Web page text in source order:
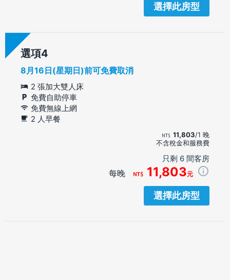
選擇此房型
選項
8月16日(星期日)前可免費取消
2 張加大雙人床
免費自助停車
免費無線上網
2 人早餐
11,803/1 晚
不含稅金和服務費
只剩 6 間客房
每晚 11,803元
選擇此房型